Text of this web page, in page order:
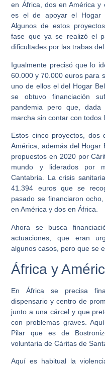
en África, dos en América
es el de apoyar el Hogar
Algunos de estos
fase que ya se realizó el
dificultades por las trabas del
Igualmente precisó que lo
60.000 y 70.000 euros para
uno de ellos el del Hogar
se obtuvo financiación
pandemia pero que,
marcha sin contar con todos
Estos cinco proyectos,
América, además del Hogar
propuestos en 2020 por
mundo y liderados por
Cantabria. La crisis
41.394 euros que se
pasado se financiaron
en América y dos en África.
Ahora se busca
actuaciones, que eran
algunos casos, pero que se
África y
En África se precisa
dispensario y centro de
junto a una cárcel y que
con problemas graves.
Pilar que es de
voluntaria de Cáritas de
Aquí es habitual la